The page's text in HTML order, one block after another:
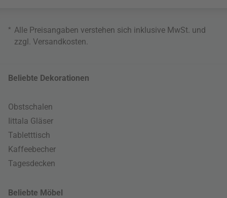
* Alle Preisangaben verstehen sich inklusive MwSt. und
zzgl. Versandkosten
Beliebte Dekorationen
Obstschalen
Iittala Gläser
Tabletttisch
Kaffeebecher
Tagesdecken
Beliebte Möbel